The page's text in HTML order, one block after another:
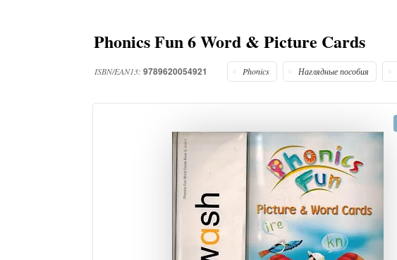
Phonics Fun 6 Word & Picture Cards
ISBN/EAN13: 9789620054921 Phonics Наглядные пособия